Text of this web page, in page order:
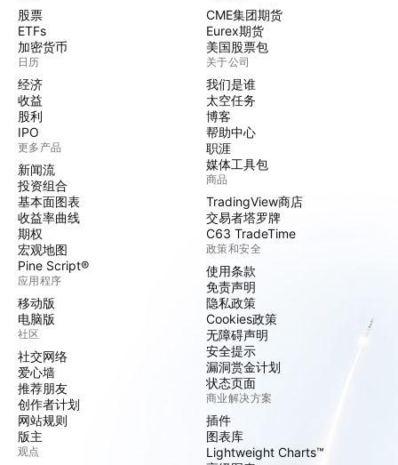
股票
ETFs
加密货币
日历
经济
收益
股利
IPO
更多产品
新闻流
投资组合
基本面图表
收益率曲线
期权
宏观地图
Pine Script®
应用程序
移动版
电脑版
社区
社交网络
爱心墙
推荐朋友
创作者计划
网站规则
版主
观点
CME集团期货
Eurex期货
美国股票包
关于公司
我们是谁
太空任务
博客
帮助中心
职涯
媒体工具包
商品
TradingView商店
交易者塔罗牌
C63 TradeTime
政策和安全
使用条款
免责声明
隐私政策
Cookies政策
无障碍声明
安全提示
漏洞赏金计划
状态页面
商业解决方案
插件
图表库
Lightweight Charts™